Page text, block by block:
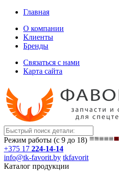
Главная
О компании
Клиенты
Бренды
Связаться с нами
Карта сайта
Режим работы (с 9 до 18)
+375 17 224-14-14
info@tk-favorit.by tkfavorit
Каталог продукции